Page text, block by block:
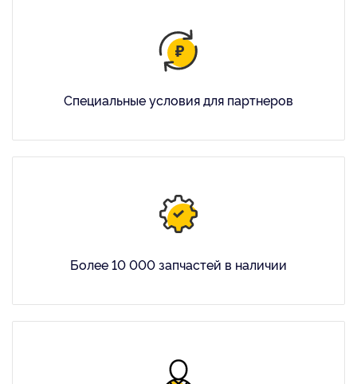
Специальные условия для партнеров
Более 10 000 запчастей в наличии